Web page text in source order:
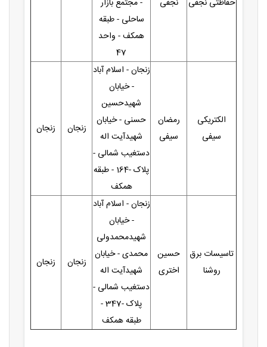
ساحلی - طبقه
همکف - واحد
47
الکتریکی
سیفی
رمضان
سیفی
زنجان - اسلام آباد
- خیابان
شهیدحسین
حسنی - خیابان
شهیدآیت اله
دستغیب شمالی -
پلاک -164 - طبقه
همکف
زنجان زنجان
تاسیسات برق
روشنا
حسین
اختری
زنجان - اسلام آباد
- خیابان
شهیدمحمدولی
محمدی - خیابان
شهیدآیت اله
دستغیب شمالی -
پلاک -347 -
طبقه همکف
زنجان زنجان